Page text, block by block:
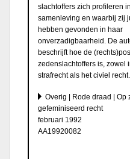
slachtoffers zich profileren
samenleving en waarbij zij
hebben gevonden in haar
onverzadigbaarheid. De
beschrijft hoe de
zedenslachtoffers is, zowel
strafrecht als het civiel recht.
Overig | Rode draad | Op
gefeminiseerd recht
februari 1992
AA19920082